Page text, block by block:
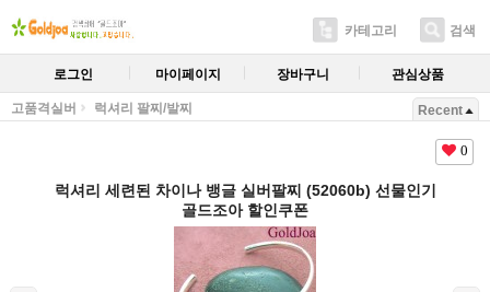
카테고리 검색
로그인 마이페이지 장바구니 관심상품
고품격실버 럭셔리 팔찌/발찌 Recent
0
럭셔리 세련된 차이나 뱅글 실버팔찌 (52060b) 선물인기
골드조아 할인쿠폰